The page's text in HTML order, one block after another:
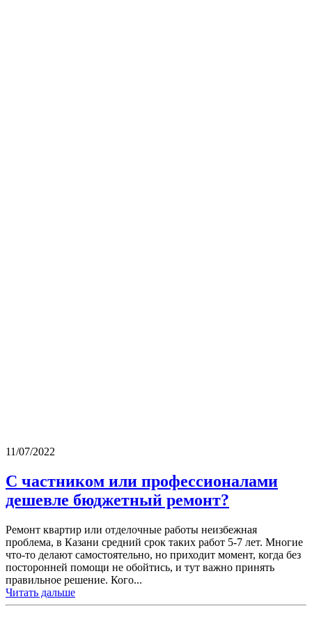
11/07/2022
С частником или профессионалами
дешевле бюджетный ремонт?
Ремонт квартир или отделочные работы неизбежная
проблема, в Казани средний срок таких работ 5-7 лет. Многие
что-то делают самостоятельно, но приходит момент, когда без
посторонней помощи не обойтись, и тут важно принять
правильное решение. Кого...
Читать дальше